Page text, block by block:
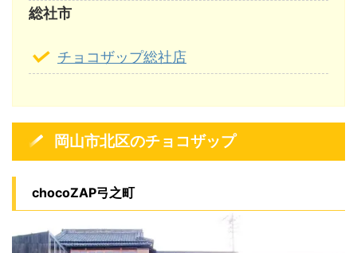
総社市
チョコザップ総社店
岡山市北区のチョコザップ
chocoZAP弓之町